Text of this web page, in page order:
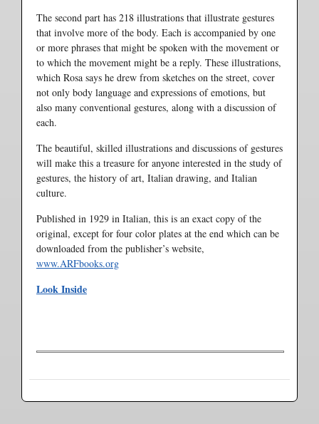
The second part has 218 illustrations that illustrate gestures
that involve more of the body. Each is accompanied by one
or more phrases that might be spoken with the movement or
to which the movement might be a reply. These illustrations,
which Rosa says he drew from sketches on the street, cover
not only body language and expressions of emotions, but
also many conventional gestures, along with a discussion of
each.
The beautiful, skilled illustrations and discussions of gestures
will make this a treasure for anyone interested in the study of
gestures, the history of art, Italian drawing, and Italian
culture.
Published in 1929 in Italian, this is an exact copy of the
original, except for four color plates at the end which can be
downloaded from the publisher’s website,
www.ARFbooks.org
Look Inside